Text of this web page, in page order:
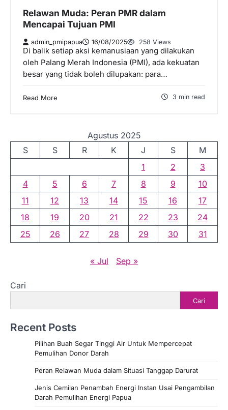
Relawan Muda: Peran PMR dalam
Mencapai Tujuan PMI
admin_pmipapua 16/08/2025 258 Views
Di balik setiap aksi kemanusiaan yang dilakukan
oleh Palang Merah Indonesia (PMI), ada kekuatan
besar yang tidak boleh dilupakan: para…
Read More 3 min read
Agustus 2025
S
S R K J S
M
1
2
3
4
5 6 7 8 9
10
11
12 13 14 15 16
17
18
19 20 21 22 23
24
25
26 27 28 29 30 31
« Jul Sep »
Cari
Cari
Recent Posts
Pilihan Buah Segar Tinggi Air Untuk Mempercepat
Pemulihan Donor Darah
Peran Relawan Muda dalam Situasi Tanggap Darurat
Jenis Cemilan Penambah Energi Instan Usai Pengambilan
Darah Pemulihan Energi Papua